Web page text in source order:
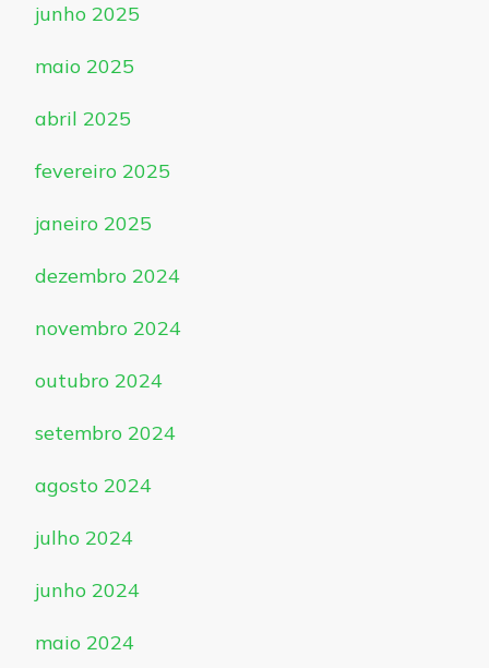
junho 2025
maio 2025
abril 2025
fevereiro 2025
janeiro 2025
dezembro 2024
novembro 2024
outubro 2024
setembro 2024
agosto 2024
julho 2024
junho 2024
maio 2024